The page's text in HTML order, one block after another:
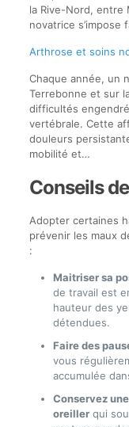
la Rive-Nord, entre
novatrice
Arthrose et soins
Chaque année, un
Terrebonne et sur
difficultés
vertébrale. Cette
douleurs
mobilité et…
Conseils
Adopter certaines
prévenir les maux
:
Maitriser sa
de travail est
hauteur des
détendues.
Faire des
vous
accumulée
Conservez
oreillerqui